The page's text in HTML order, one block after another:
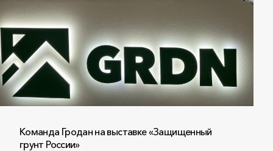
Команда Гродан на выставке «Защищенный
грунт России»